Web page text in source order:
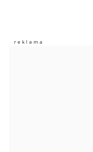
Imię (Wymagane)